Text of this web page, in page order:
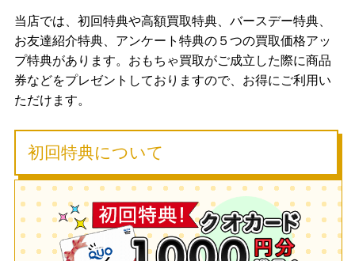
当店では、初回特典や高額買取特典、バースデー特典、
お友達紹介特典、アンケート特典の５つの買取価格アッ
プ特典があります。おもちゃ買取がご成立した際に商品
券などをプレゼントしておりますので、お得にご利用い
ただけます。
初回特典について